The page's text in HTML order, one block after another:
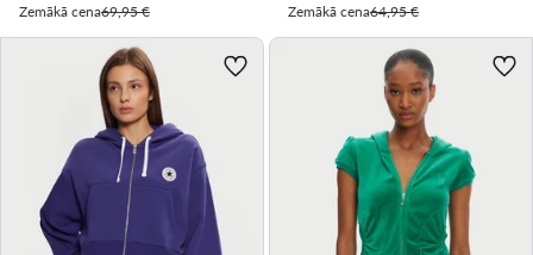
Zemākā cena69,95 €
Zemākā cena64,95 €